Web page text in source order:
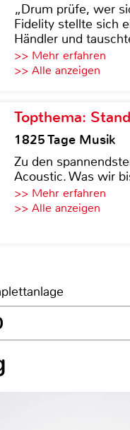
„Drum prüfe, wer
Fidelity stellte sich
Händler und
>> Mehr erfahren
>> Alle anzeigen
Topthema:
1825 Tage Musik
Zu den
Acoustic. Was wir
>> Mehr erfahren
>> Alle anzeigen